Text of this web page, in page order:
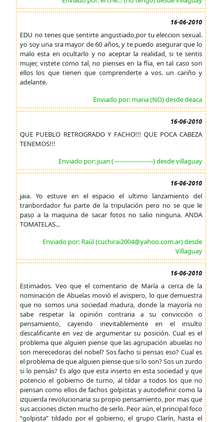
16-06-2010
EDU no tenes que sentirte angustiado,por tu eleccion sexual.
yo soy una sra mayor de 60 años, y te puedo asegurar que lo
malo esta en ocultarlo y no aceptar la realidad, si te sentis
mujer, vistete como tal, no pienses en la flia, en tal caso son
ellos los que tienen que comprenderte a vos. un cariño y
adelante.
Enviado por: maria (NO) desde deaca
16-06-2010
QUE PUEBLO RETROGRADO Y FACHO!!! QUE POCA CABEZA
TENEMOS!!!
Enviado por: juan (--------------------) desde villaguay
16-06-2010
jaia. Yo estuve en el espacio el ultimo lanzamiento del
tranbordador fui parte de la tripulación pero no se que le
paso a la maquina de sacar fotos no salio ninguna. ANDA
TOMATELAS...
Enviado por: Raúl (cuchirai2004@yahoo.com.ar) desde
Villaguay
16-06-2010
Estimados. Veo que el comentario de María a cerca de la
nominación de Abuelas movió el avispero, lo que demuestra
que no somos una sociedad madura, donde la mayoría no
sabe respetar la opinión contraria a su convicción o
pensamiento, cayendo inevitablemente en el insulto
descalificante en vez de argumentar su posición. Cual es el
problema que alguien piense que las agrupación abuelas no
son merecedoras del nobel? Sos facho si pensas eso? Cual es
el problema de que alguien piense que si lo son? Sos un zurdo
si lo pensás? Es algo que esta inserto en esta sociedad y que
potencio el gobierno de turno, al tildar a todos los que no
piensan como ellos de fachos golpistas y autodefinir como la
izquierda revolucionaria su propio pensamiento, por mas que
sus acciones dicten mucho de serlo. Peor aún, el principal foco
“golpista” tildado por el gobierno, el grupo Clarín, hasta el